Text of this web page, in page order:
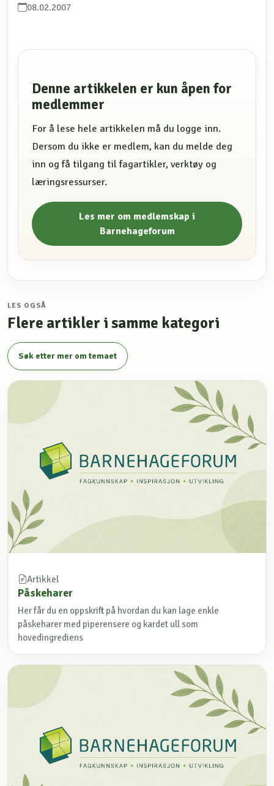
08.02.2007
Denne artikkelen er kun åpen for
medlemmer
For å lese hele artikkelen må du logge inn.
Dersom du ikke er medlem, kan du melde deg
inn og få tilgang til fagartikler, verktøy og
læringsressurser.
Les mer om medlemskap i
Barnehageforum
LES OGSÅ
Flere artikler i samme kategori
Søk etter mer om temaet
Artikkel
Påskeharer
Her får du en oppskrift på hvordan du kan lage enkle
påskeharer med piperensere og kardet ull som
hovedingrediens